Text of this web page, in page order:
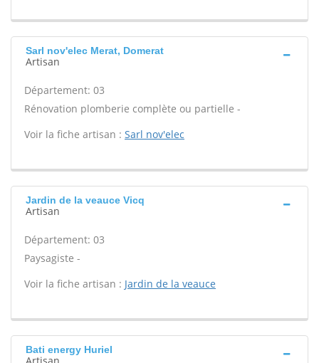
Sarl nov'elec Merat, Domerat
Artisan
Département: 03
Rénovation plomberie complète ou partielle -
Voir la fiche artisan : Sarl nov'elec
Jardin de la veauce Vicq
Artisan
Département: 03
Paysagiste -
Voir la fiche artisan : Jardin de la veauce
Bati energy Huriel